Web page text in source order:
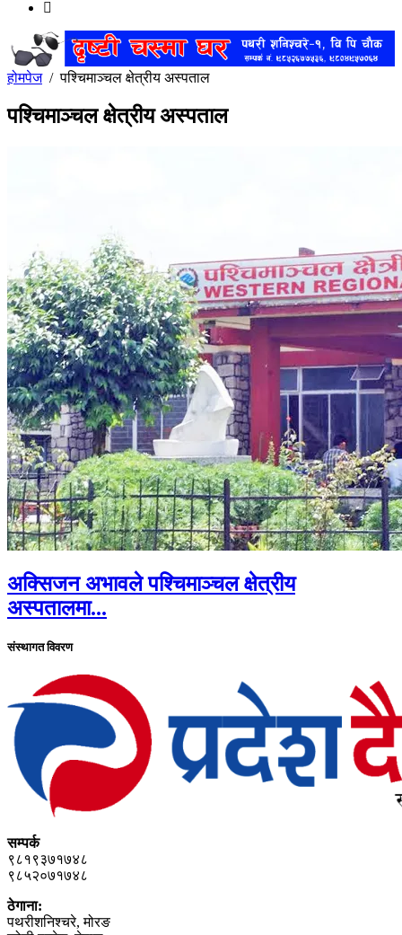
होमपेज/पश्चिमाञ्चल क्षेत्रीय अस्पताल
पश्चिमाञ्चल क्षेत्रीय अस्पताल
अक्सिजन अभावले पश्चिमाञ्चल क्षेत्रीय
अस्पतालमा...
संस्थागत विवरण
सम्पर्क
९८१९३७१७४८
९८५२०७१७४८
ठेगाना:
पथरीशनिश्‍चरे, मोरङ